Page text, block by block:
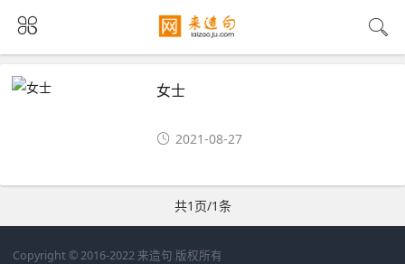
女士
2021-08-27
共1页/1条
Copyright © 2016-2022 来造句 版权所有